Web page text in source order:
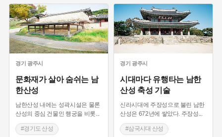
#임시의정원 #김마리아 #고구마 #어린이역사콘텐츠
#고구려 #여성 독립운동가 #경기도설화 #독립운동가
#단지 #내성 #28독립선언 #지명유래 #강동구
#용인의 전설 #끈기 #제주도설화 #전설 #나주
#강진 #먼우금
#바위설화 #왕건 #공예품 #강서구 #전라남도 지명유래
#상서리 오재호 #용인
#영화 속 조선역사 #드라마 연인 #삼국시대 산성
경기 광주시
문화재가 살아 숨쉬는 남
한산성
남한산성 내에는 성곽시설은 물론
산성의 중심 건물인 행궁을 비롯
#경기도 산성
경기 광주시
시대마다 유행타는 남한
산성 축성 기술
신라시대에 주장성으로 불린 남한
산성은 672년에 쌓았다. 주장성
#삼국시대 산성